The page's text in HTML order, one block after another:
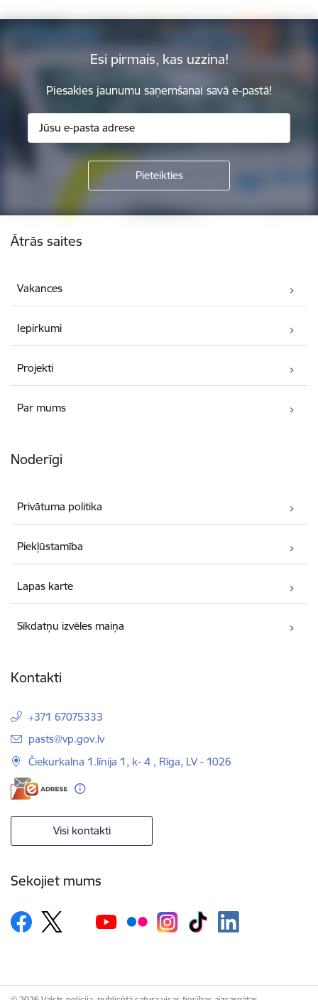
Esi pirmais, kas uzzina!
Piesakies jaunumu saņemšanai savā e-pastā!
Ātrās saites
Vakances
Iepirkumi
Projekti
Par mums
Noderīgi
Privātuma politika
Piekļūstamība
Lapas karte
Sīkdatņu izvēles maiņa
Kontakti
+371 67075333
E-pasts:
pasts@vp.gov.lv
Čiekurkalna 1.līnija 1, k- 4 , Rīga, LV - 1026
Visi kontakti
Sekojiet mums